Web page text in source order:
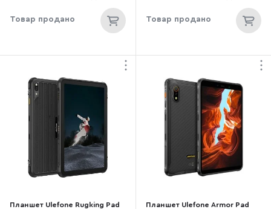
Товар продано Товар продано
Планшет Ulefone Rugking Pad
Планшет Ulefone Armor Pad